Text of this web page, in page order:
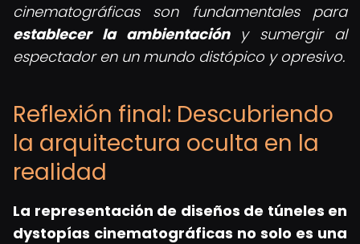
cinematográficas son fundamentales para
establecer la ambientacióny sumergir al
espectador en un mundo distópico y opresivo.
Reflexión final: Descubriendo
la arquitectura oculta en la
realidad
La representación de diseños de túneles en
dystopías cinematográficas no solo es una